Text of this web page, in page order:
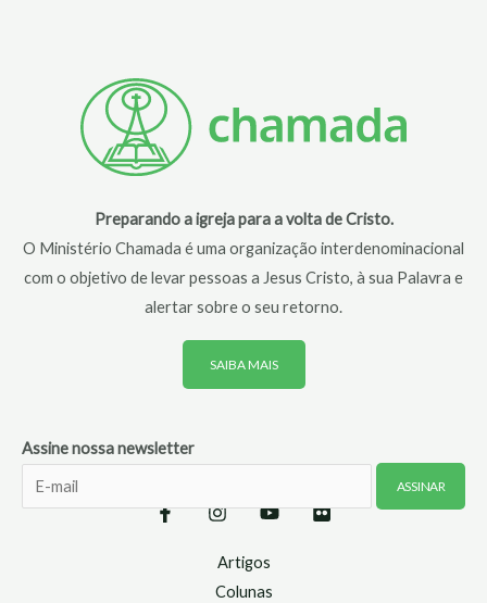
Preparando a igreja para a volta de Cristo.
O Ministério Chamada é uma organização interdenominacional
com o objetivo de levar pessoas a Jesus Cristo, à sua Palavra e
alertar sobre o seu retorno.
SAIBA MAIS
Assine nossa newsletter
Artigos
Colunas